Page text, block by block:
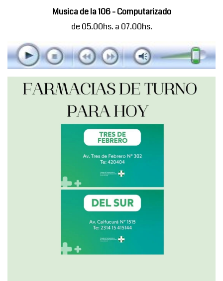
Musica de la 106 - Computarizado
de 05.00hs. a 07.00hs.